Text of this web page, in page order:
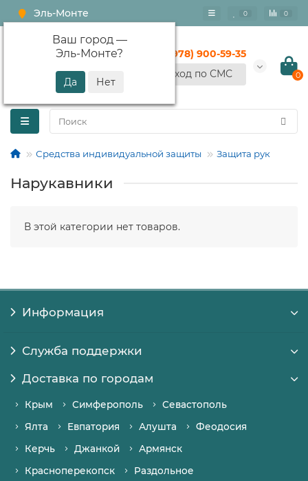
Эль-Монте
Ваш город —
Эль-Монте?
0 0
+7 (978) 900-59-35
Вход по СМС
0
Средства индивидуальной защиты Защита рук
Нарукавники
В этой категории нет товаров.
Информация
Служба поддержки
Доставка по городам
Крым Симферополь
Севастополь
Ялта
Евпатория Алушта
Феодосия
Керчь
Джанкой
Армянск
Красноперекопск
Раздольное